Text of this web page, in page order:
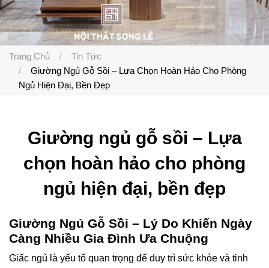
Trang Chủ
Tin Tức
Giường Ngủ Gỗ Sồi – Lựa Chọn Hoàn Hảo Cho Phòng
Ngủ Hiện Đại, Bền Đẹp
Giường ngủ gỗ sồi – Lựa
chọn hoàn hảo cho phòng
ngủ hiện đại, bền đẹp
Giường Ngủ Gỗ Sồi – Lý Do Khiến Ngày
Càng Nhiều Gia Đình Ưa Chuộng
Giấc ngủ là yếu tố quan trọng để duy trì sức khỏe và tinh